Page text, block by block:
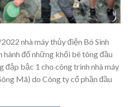
nhà máy thủy điện Bó Sinh
hành đổ những khối bê tông đầu
đập bậc 1 cho công trình nhà máy
Mã) do Công ty cổ phần đầu